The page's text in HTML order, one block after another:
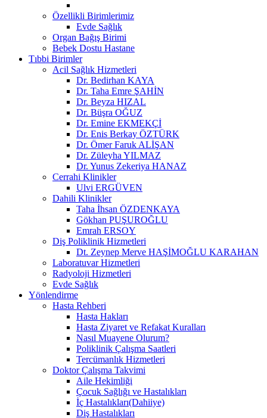
Özellikli Birimlerimiz
Evde Sağlık
Organ Bağış Birimi
Bebek Dostu Hastane
Tıbbi Birimler
Acil Sağlık Hizmetleri
Dr. Bedirhan KAYA
Dr. Taha Emre ŞAHİN
Dr. Beyza HIZAL
Dr. Büşra OĞUZ
Dr. Emine EKMEKÇİ
Dr. Enis Berkay ÖZTÜRK
Dr. Ömer Faruk ALİŞAN
Dr. Züleyha YILMAZ
Dr. Yunus Zekeriya HANAZ
Cerrahi Klinikler
Ulvi ERGÜVEN
Dahili Klinikler
Taha İhsan ÖZDENKAYA
Gökhan PUŞUROĞLU
Emrah ERSOY
Diş Poliklinik Hizmetleri
Dt. Zeynep Merve HAŞİMOĞLU KARAHAN
Laboratuvar Hizmetleri
Radyoloji Hizmetleri
Evde Sağlık
Yönlendirme
Hasta Rehberi
Hasta Hakları
Hasta Ziyaret ve Refakat Kuralları
Nasıl Muayene Olurum?
Poliklinik Çalışma Saatleri
Tercümanlık Hizmetleri
Doktor Çalışma Takvimi
Aile Hekimliği
Çocuk Sağlığı ve Hastalıkları
İç Hastalıkları(Dahiiye)
Diş Hastalıkları